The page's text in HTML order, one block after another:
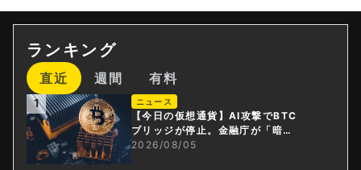
ランキング
直近 週間 有料
1 ニュース
【今日の仮想通貨】AI攻撃でBTC
ブリッジが停止。金融庁が「暗号
資産・ステーブルコイン課」新設
2026/08/05